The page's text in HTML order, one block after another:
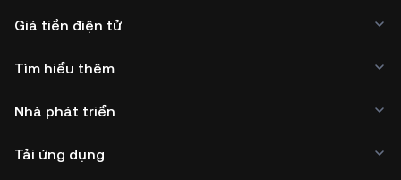
Giá tiền điện tử
Tìm hiểu thêm
Nhà phát triển
Tải ứng dụng